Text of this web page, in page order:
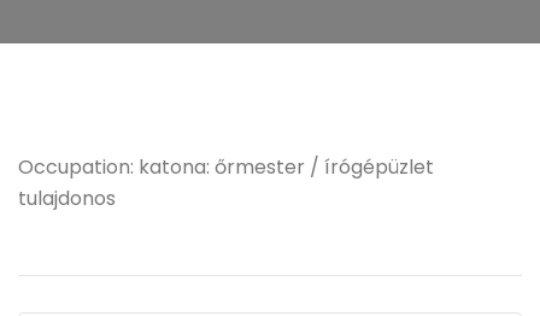
Occupation: katona: őrmester / írógépüzlet
tulajdonos